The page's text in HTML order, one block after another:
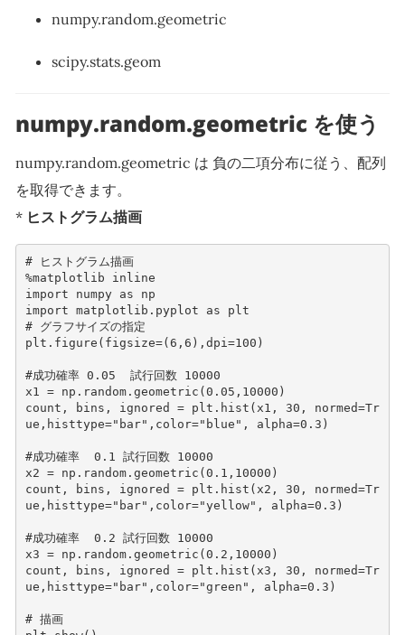
numpy.random.geometric
scipy.stats.geom
numpy.random.geometric を使う
numpy.random.geometric は 負の二項分布に従う、配列
を取得できます。
* ヒストグラム描画
# ヒストグラム描画
%matplotlib
inline
import
numpy as
np
import matplotlib.pyplot as
plt
# グラフサイズの指定
plt . figure ( figsize=(6 , 6 ), dpi =100 )
#成功確率 0.05  試行回数 10000
x1
= np . random. geometric (0.05 , 10000 )
count , bins , ignored = plt . hist ( x1 , 30 , normed=Tr
ue , histtype="bar" , color="blue" , alpha=0.3 )
#成功確率  0.1 試行回数 10000
x2 = np . random. geometric (0.1 , 10000 )
count , bins , ignored = plt . hist ( x2 , 30 , normed=Tr
ue , histtype="bar" , color="yellow" , alpha=0.3 )
#成功確率  0.2 試行回数 10000
x3 = np . random. geometric (0.2 , 10000 )
count , bins , ignored = plt . hist ( x3 , 30 , normed=Tr
ue , histtype="bar" , color="green" , alpha=0.3 )
# 描画